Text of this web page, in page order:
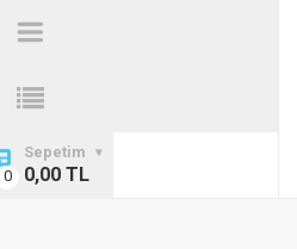
Sepetim
0,00 TL